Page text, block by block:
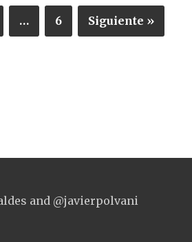
… 6 Siguiente »
and @javierpolvani